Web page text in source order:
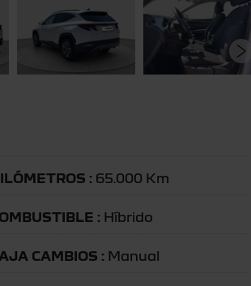
: 65.000 Km
: Híbrido
CAMBIOS : Manual